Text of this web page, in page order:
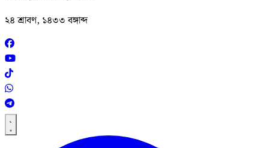
২৪ শ্রাবণ, ১৪৩৩ বঙ্গাব্দ